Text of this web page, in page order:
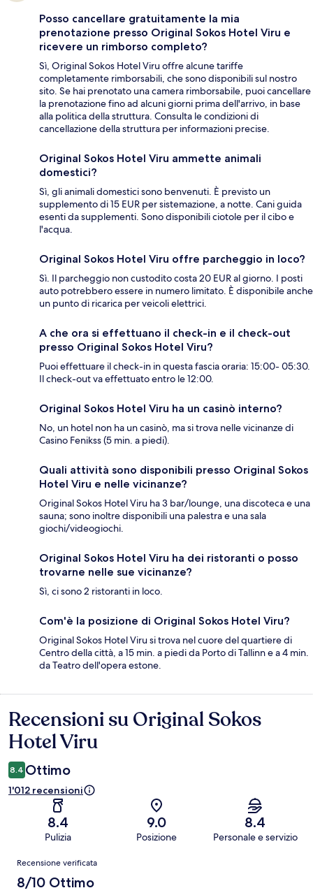
Posso cancellare gratuitamente la mia
prenotazione presso Original Sokos Hotel Viru e
ricevere un rimborso completo?
Sì, Original Sokos Hotel Viru offre alcune tariffe
completamente rimborsabili, che sono disponibili sul nostro
sito. Se hai prenotato una camera rimborsabile, puoi cancellare
la prenotazione fino ad alcuni giorni prima dell'arrivo, in base
alla politica della struttura. Consulta le condizioni di
cancellazione della struttura per informazioni precise.
Original Sokos Hotel Viru ammette animali
domestici?
Sì, gli animali domestici sono benvenuti. È previsto un
supplemento di 15 EUR per sistemazione, a notte. Cani guida
esenti da supplementi. Sono disponibili ciotole per il cibo e
l'acqua.
Original Sokos Hotel Viru offre parcheggio in loco?
Sì. Il parcheggio non custodito costa 20 EUR al giorno. I posti
auto potrebbero essere in numero limitato. È disponibile anche
un punto di ricarica per veicoli elettrici.
A che ora si effettuano il check-in e il check-out
presso Original Sokos Hotel Viru?
Puoi effettuare il check-in in questa fascia oraria: 15:00- 05:30.
Il check-out va effettuato entro le 12:00.
Original Sokos Hotel Viru ha un casinò interno?
No, un hotel non ha un casinò, ma si trova nelle vicinanze di
Casino Fenikss (5 min. a piedi).
Quali attività sono disponibili presso Original Sokos
Hotel Viru e nelle vicinanze?
Original Sokos Hotel Viru ha 3 bar/lounge, una discoteca e una
sauna; sono inoltre disponibili una palestra e una sala
giochi/videogiochi.
Original Sokos Hotel Viru ha dei ristoranti o posso
trovarne nelle sue vicinanze?
Sì, ci sono 2 ristoranti in loco.
Com'è la posizione di Original Sokos Hotel Viru?
Original Sokos Hotel Viru si trova nel cuore del quartiere di
Centro della città, a 15 min. a piedi da Porto di Tallinn e a 4 min.
da Teatro dell'opera estone.
Recensioni
Recensioni su Original Sokos
Hotel Viru
8.4 Ottimo
1'012 recensioni
8.4
Pulizia
9.0
Posizione
8.4
Personale e servizio
Recensioni
Recensione verificata
8/10 Ottimo